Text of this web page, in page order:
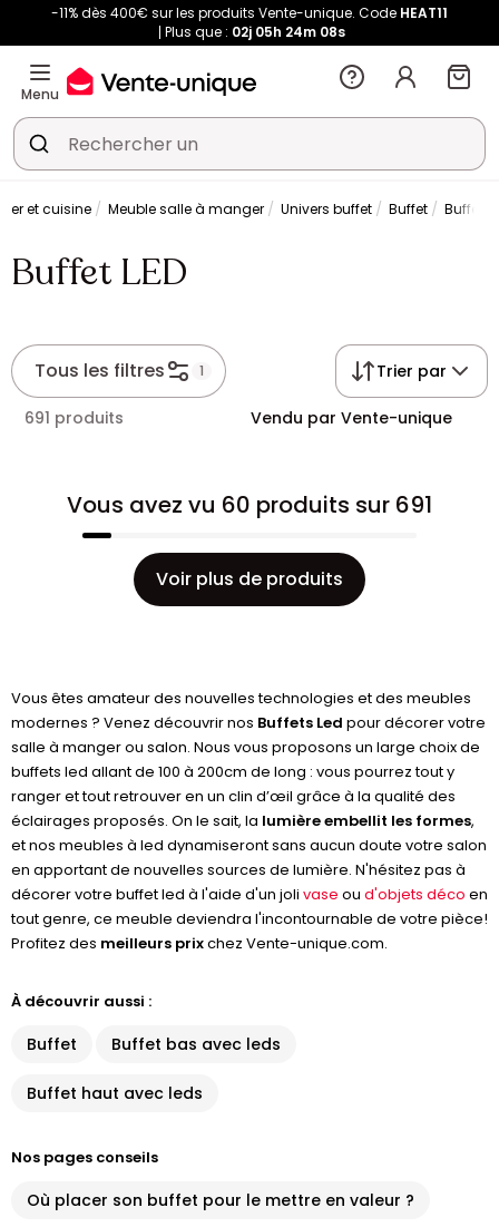
-11% dès 400€ sur les produits Vente-unique. Code HEAT11
Plus que : 02j 05h 24m 07s
Menu
et cuisine Meuble salle à manger Univers buffet Buffet Buffet
Buffet LED
Tous les filtres 1 Trier par
691 produits Vendu par Vente-unique
Vous avez vu 60 produits sur 691
Voir plus de produits
Vous êtes amateur des nouvelles technologies et des meubles
modernes ? Venez découvrir nos Buffets Led pour décorer votre
salle à manger ou salon. Nous vous proposons un large choix de
buffets led allant de 100 à 200cm de long : vous pourrez tout y
ranger et tout retrouver en un clin d’œil grâce à la qualité des
éclairages proposés. On le sait, la lumière embellit les formes,
et nos meubles à led dynamiseront sans aucun doute votre salon
en apportant de nouvelles sources de lumière. N'hésitez pas à
décorer votre buffet led à l'aide d'un joli vase ou d'objets déco en
tout genre, ce meuble deviendra l'incontournable de votre pièce!
Profitez des meilleurs prixchez Vente-unique.com.
À découvrir aussi :
Buffet Buffet bas avec leds
Buffet haut avec leds
Nos pages conseils
Où placer son buffet pour le mettre en valeur ?